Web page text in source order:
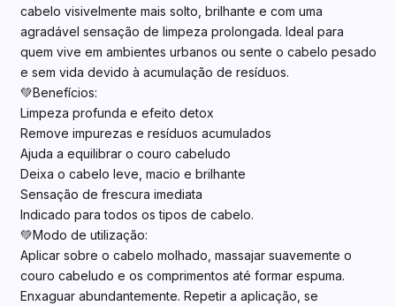
cabelo visivelmente mais solto, brilhante e com uma
agradável sensação de limpeza prolongada. Ideal para
quem vive em ambientes urbanos ou sente o cabelo pesado
e sem vida devido à acumulação de resíduos.
💚Benefícios:
Limpeza profunda e efeito detox
Remove impurezas e resíduos acumulados
Ajuda a equilibrar o couro cabeludo
Deixa o cabelo leve, macio e brilhante
Sensação de frescura imediata
Indicado para todos os tipos de cabelo.
💚Modo de utilização:
Aplicar sobre o cabelo molhado, massajar suavemente o
couro cabeludo e os comprimentos até formar espuma.
Enxaguar abundantemente. Repetir a aplicação, se